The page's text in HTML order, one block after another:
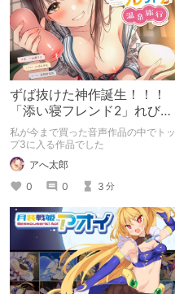
ずば抜けた神作誕生！！！
「添い寝フレンド2」れびゅ
ー
私が今まで買った音声作品の中でトッ
プ3に入る作品でした
アへ太郎
0
0 3 分